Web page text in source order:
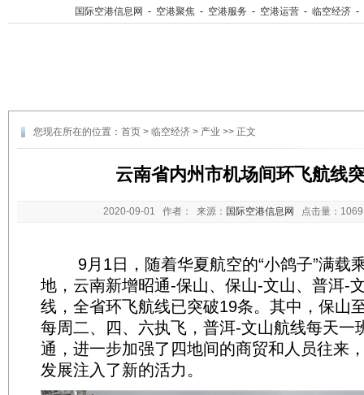
国际空港信息网 - 空港聚焦 - 空港服务 - 空港运营 - 临空经济 -
您现在所在的位置： 首页 > 临空经济 > 产业 >> 正文
云南省内州市机场间环飞航线
2020-09-01 作者： 来源： 国际空港信息网 点击量：
9月1日，随着华夏航空的“小鸽子”满载
地，云南新增昭通-保山、保山-文山、普洱-
线，全省环飞航线已突破19条。其中，保山
每周二、四、六执飞，普洱-文山航线每天一
通，进一步加强了四地间的商贸和人员往来
发展注入了新的活力。